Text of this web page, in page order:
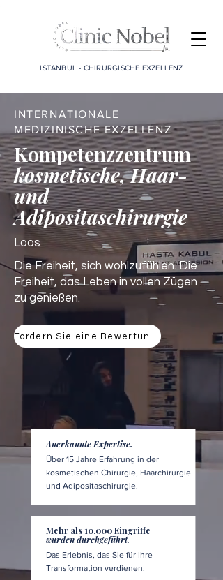
;
ISTANBUL - CHIRURGISCHE EXZELLENZ
INTERNATIONALE
MEDIZINISCHE EXZELLENZ
Kompetenzzentrum
kosmetische, Haar-
und
Adipositaschirurgie
Loos
Die Freiheit, sich wohlzufühlen. Die
Freiheit, das Leben in vollen Zügen
zu genießen.
Anerkannte Expertise.
Über 15 Jahre Erfahrung in der
kosmetischen Chirurgie, Haarchirurgie
und Adipositaschirurgie.
Mehr als 10.000 Eingriffe
wurden durchgeführt.
Das Erlebnis, das Sie für Ihre
Transformation verdienen.